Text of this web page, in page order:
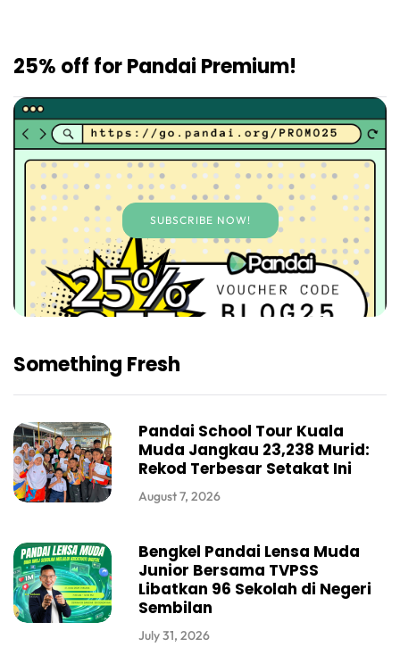
25% off for Pandai Premium!
SUBSCRIBE NOW!
Something Fresh
Pandai School Tour Kuala
Muda Jangkau 23,238 Murid:
Rekod Terbesar Setakat Ini
August 7, 2026
Bengkel Pandai Lensa Muda
Junior Bersama TVPSS
Libatkan 96 Sekolah di Negeri
Sembilan
July 31, 2026